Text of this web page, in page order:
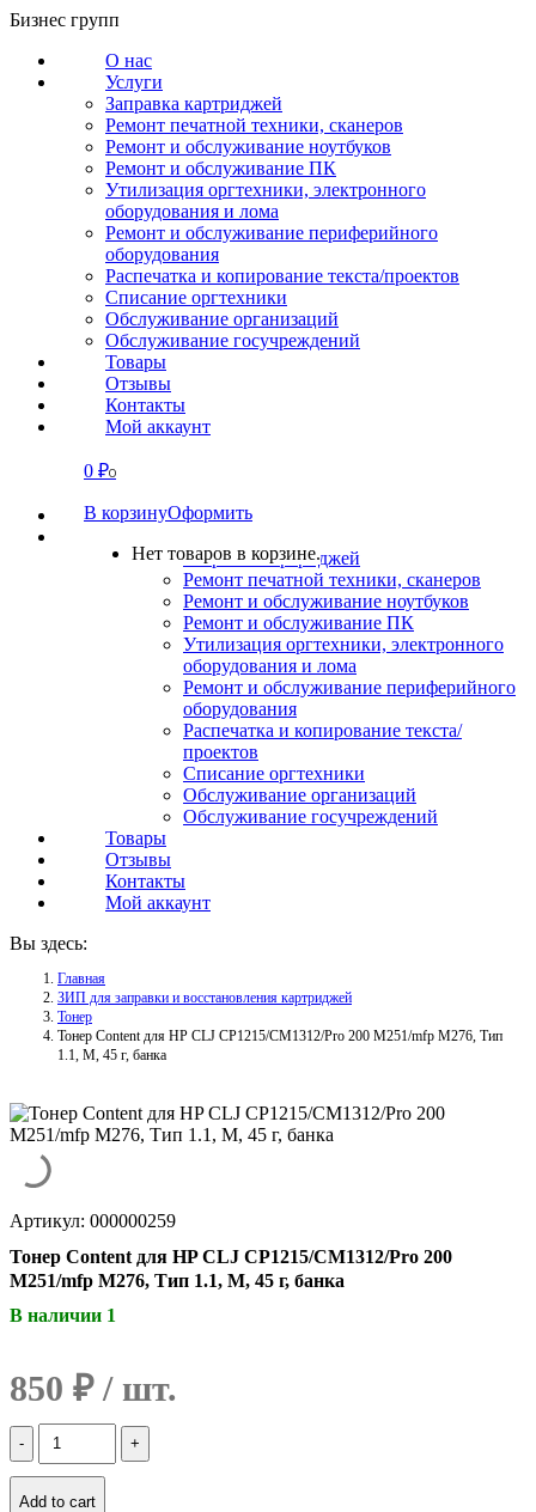
Перейти
содержанию
Бизнес групп
О нас
Услуги
Заправка картриджей
Ремонт печатной техники, сканеров
Ремонт и обслуживание ноутбуков
Ремонт и обслуживание ПК
Утилизация оргтехники, электронного
оборудования и лома
Ремонт и обслуживание периферийного
оборудования
Распечатка и копирование текста/проектов
Списание оргтехники
Обслуживание организаций
Обслуживание госучреждений
Товары
Отзывы
Контакты
Мой аккаунт
0 ₽0
В корзинуОформить
Нет товаров в корзине.
СВЯЗАТЬСЯ
О нас
Заправка картриджей
Ремонт печатной техники, сканеров
Ремонт и обслуживание ноутбуков
Ремонт и обслуживание ПК
Утилизация оргтехники, электронного
оборудования и лома
Ремонт и обслуживание периферийного
оборудования
Распечатка и копирование текста/
проектов
Списание оргтехники
Обслуживание организаций
Обслуживание госучреждений
Товары
Отзывы
Контакты
Мой аккаунт
Вы здесь:
Главная
ЗИП для заправки и восстановления картриджей
Тонер
Тонер Content для HP CLJ CP1215/CM1312/Pro 200 M251/mfp M276, Тип
1.1, M, 45 г, банка
Артикул: 000000259
Тонер Content для HP CLJ CP1215/CM1312/Pro 200
M251/mfp M276, Тип 1.1, M, 45 г, банка
В наличии 1
850 ₽
Количество
Тонер
Content
для
Add to cart